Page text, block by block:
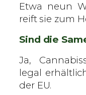
Etwa neun
reift sie zum
Sind die
Ja,
legal
der EU.